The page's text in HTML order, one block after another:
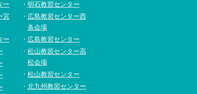
ー
宮
ー
明石教習センター
広島教習センター西
条会場
広島教習センター
松山教習センター高
松会場
松山教習センター
北九州教習センター